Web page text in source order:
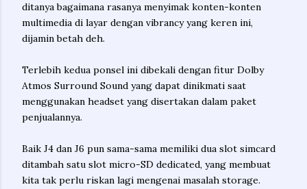
ditanya bagaimana rasanya menyimak konten-konten
multimedia di layar dengan vibrancy yang keren ini,
dijamin betah deh.
Terlebih kedua ponsel ini dibekali dengan fitur Dolby
Atmos Surround Sound yang dapat dinikmati saat
menggunakan headset yang disertakan dalam paket
penjualannya.
Baik J4 dan J6 pun sama-sama memiliki dua slot simcard
ditambah satu slot micro-SD dedicated, yang membuat
kita tak perlu riskan lagi mengenai masalah storage.